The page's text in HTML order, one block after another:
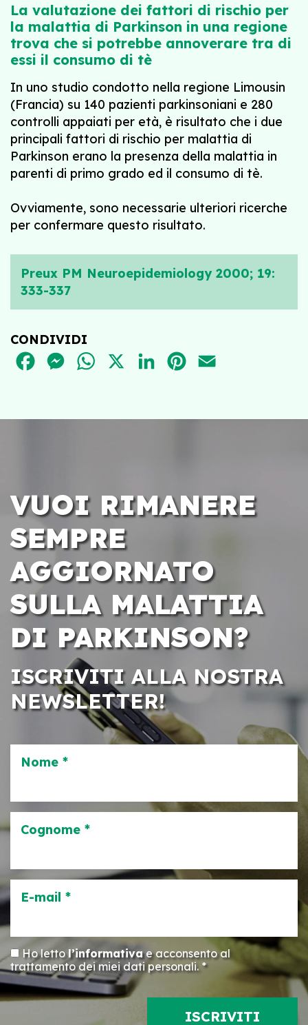
La valutazione dei fattori di rischio per
la malattia di Parkinson in una regione
trova che si potrebbe annoverare tra di
essi il consumo di tè
In uno studio condotto nella regione Limousin
(Francia) su 140 pazienti parkinsoniani e 280
controlli appaiati per età, è risultato che i due
principali fattori di rischio per malattia di
Parkinson erano la presenza della malattia in
parenti di primo grado ed il consumo di tè.
Ovviamente, sono necessarie ulteriori ricerche
per confermare questo risultato.
Preux PM Neuroepidemiology 2000; 19:
333-337
CONDIVIDI
FACEBOOKMESSENGER
WHATSAPPLINKEDINPINTEREST
VUOI RIMANERE
SEMPRE
AGGIORNATO
SULLA MALATTIA
DI PARKINSON?
ISCRIVITI ALLA NOSTRA
NEWSLETTER!
Nome *
Cognome *
E-mail *
Ho lettol’informativae acconsento al
trattamento dei miei dati personali. *